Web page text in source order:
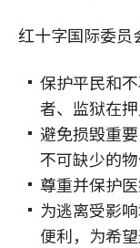
红十字国际委员
保护平民和
者、监狱在
避免损毁重
不可缺少的
尊重并保护
为逃离受影
便利，为希